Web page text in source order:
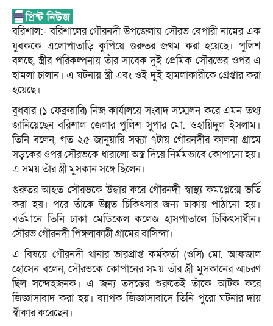
বরিশাল:- বরিশালের গৌরনদী উপজেলায় সৌরভ বেপারী নামের এক
যুবককে এলোপাতাড়ি কুপিয়ে গুরুতর জখম করা হয়েছে। পুলিশ
বলছে, স্ত্রীর পরিকল্পনায় তাঁর সাবেক দুই প্রেমিক সৌরভের ওপর এ
হামলা চালান। এ ঘটনায় স্ত্রী এবং ওই দুই হামলাকারীকে গ্রেপ্তার করা
হয়েছে।
বুধবার (১ ফেব্রুয়ারি) নিজ কার্যালয়ে সংবাদ সম্মেলন করে এমন তথ্য
জানিয়েছেন বরিশাল জেলার পুলিশ সুপার মো. ওহায়িদুল ইসলাম।
তিনি বলেন, গত ২৫ জানুয়ারি সন্ধ্যা ৭টায় গৌরনদীর কালনা গ্রামে
সড়কের ওপর সৌরভকে ধারালো অস্ত্র দিয়ে নির্মমভাবে কোপানো হয়।
এ সময় তাঁর স্ত্রী মুসকান সঙ্গে ছিলেন।
গুরুতর আহত সৌরভকে উদ্ধার করে গৌরনদী স্বাস্থ্য কমপ্লেক্সে ভর্তি
করা হয়। পরে তাঁকে উন্নত চিকিৎসার জন্য ঢাকায় পাঠানো হয়।
বর্তমানে তিনি ঢাকা মেডিকেল কলেজ হাসপাতালে চিকিৎসাধীন।
সৌরভ গৌরনদী পিঙ্গলাকাঠী গ্রামের বাসিন্দা।
এ বিষয়ে গৌরনদী থানার ভারপ্রাপ্ত কর্মকর্তা (ওসি) মো. আফজাল
হোসেন বলেন, সৌরভকে কোপানের সময় তাঁর স্ত্রী মুসকানের আচরণ
ছিল সন্দেহজনক। এ জন্য তদন্তের শুরুতেই তাঁকে আটক করে
জিজ্ঞাসাবাদ করা হয়। ব্যাপক জিজ্ঞাসাবাদে তিনি পুরো ঘটনার দায়
স্বীকার করেছেন।